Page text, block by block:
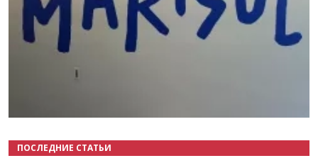
ПОСЛЕДНИЕ СТАТЬИ